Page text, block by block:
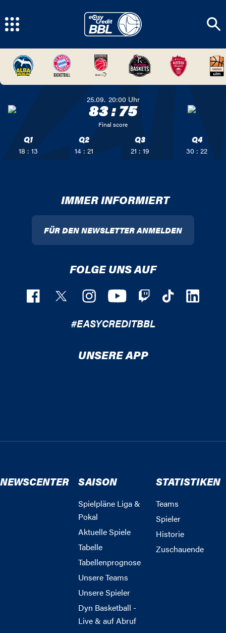
25.09. 20:00 Uhr
83:75
Final score
Q1
18 : 13
Q2
14 : 21
Q3
21 : 19
Q4
30 : 22
IMMER INFORMIERT
FÜR DEN NEWSLETTER ANMELDEN
FOLGE UNS AUF
#EASYCREDITBBL
UNSERE APP
NEWSCENTER SAISON
Spielpläne Liga &
Pokal
Aktuelle Spiele
Tabelle
Tabellenprognose
Unsere Teams
Unsere Spieler
Dyn Basketball -
Live & auf Abruf
STATISTIKEN
Teams
Spieler
Historie
Zuschauende